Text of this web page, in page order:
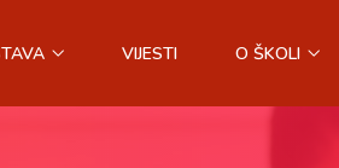
VIJESTI O ŠKOLI